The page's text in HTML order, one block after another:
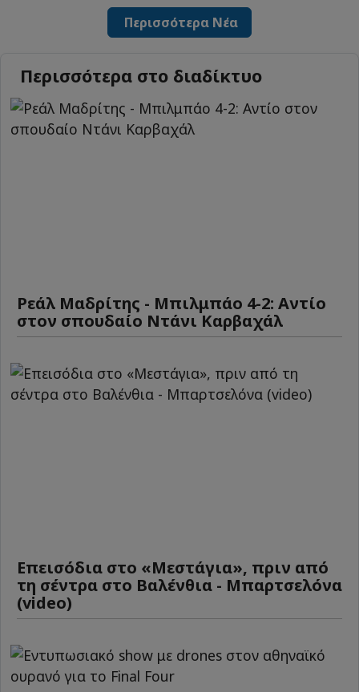
Περισσότερα Νέα
Περισσότερα στο διαδίκτυο
Ρεάλ Μαδρίτης - Μπιλμπάο 4-2: Αντίο
στον σπουδαίο Ντάνι Καρβαχάλ
Επεισόδια στο «Μεστάγια», πριν από
τη σέντρα στο Βαλένθια - Μπαρτσελόνα
(video)